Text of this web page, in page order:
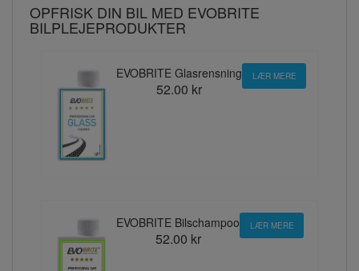
OPFRISK DIN BIL MED EVOBRITE
BILPLEJEPRODUKTER
EVOBRITE Glasrensning
52.00 kr
LÆR MERE
EVOBRITE Bilschampoo
52.00 kr
LÆR MERE